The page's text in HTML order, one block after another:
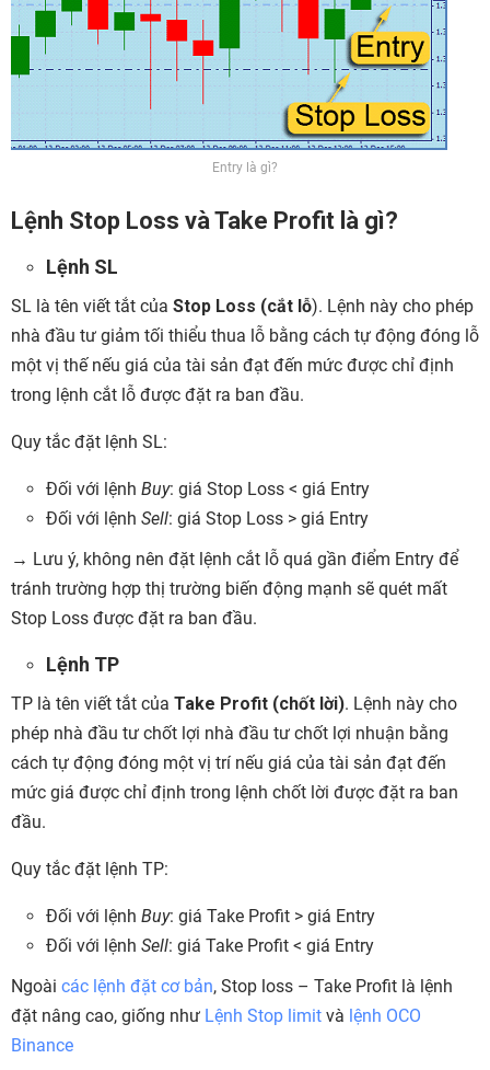
Entry là gì?
Lệnh Stop Loss và Take Profit là gì?
Lệnh SL
SL là tên viết tắt của Stop Loss (cắt lỗ). Lệnh này cho phép
nhà đầu tư giảm tối thiểu thua lỗ bằng cách tự động đóng lỗ
một vị thế nếu giá của tài sản đạt đến mức được chỉ định
trong lệnh cắt lỗ được đặt ra ban đầu.
Quy tắc đặt lệnh SL:
Đối với lệnh Buy: giá Stop Loss < giá Entry
Đối với lệnh Sell: giá Stop Loss > giá Entry
→ Lưu ý, không nên đặt lệnh cắt lỗ quá gần điểm Entry để
tránh trường hợp thị trường biến động mạnh sẽ quét mất
Stop Loss được đặt ra ban đầu.
Lệnh TP
TP là tên viết tắt của Take Profit (chốt lời). Lệnh này cho
phép nhà đầu tư chốt lợi nhà đầu tư chốt lợi nhuận bằng
cách tự động đóng một vị trí nếu giá của tài sản đạt đến
mức giá được chỉ định trong lệnh chốt lời được đặt ra ban
đầu.
Quy tắc đặt lệnh TP:
Đối với lệnh Buy: giá Take Profit > giá Entry
Đối với lệnh Sell: giá Take Profit < giá Entry
Ngoài các lệnh đặt cơ bản, Stop loss – Take Profit là lệnh
đặt nâng cao, giống như Lệnh Stop limit và lệnh OCO
Binance